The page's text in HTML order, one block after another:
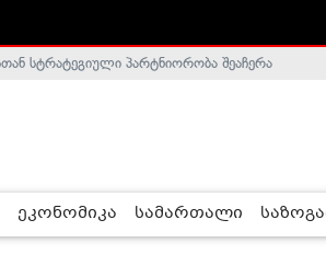
მთავრობა არალეგიტიმურია - ჰელსინკის
სტრატეგიული პარტნიორობა შეაჩერა
ეკონომიკა სამართალი